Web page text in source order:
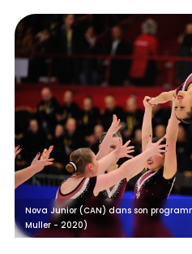
Nova Junior (CAN) dans son
Muller - 2020)